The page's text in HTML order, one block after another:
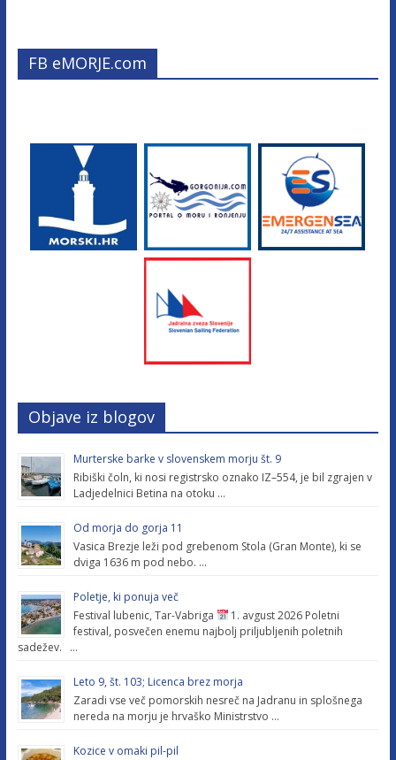
FB eMORJE.com
Objave iz blogov
Murterske barke v slovenskem morju št. 9
Ribiški čoln, ki nosi registrsko oznako IZ–554, je bil zgrajen v
Ladjedelnici Betina na otoku …
Od morja do gorja 11
Vasica Brezje leži pod grebenom Stola (Gran Monte), ki se
dviga 1636 m pod nebo. …
Poletje, ki ponuja več
Festival lubenic, Tar-Vabriga
1. avgust 2026 Poletni
festival, posvečen enemu najbolj priljubljenih poletnih
sadežev. …
Leto 9, št. 103; Licenca brez morja
Zaradi vse več pomorskih nesreč na Jadranu in splošnega
nereda na morju je hrvaško Ministrstvo …
Kozice v omaki pil-pil